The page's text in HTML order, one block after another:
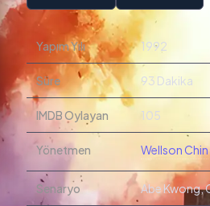
Yapım Yılı 1992
Süre 93 Dakika
IMDB Oylayan 105
Yönetmen Wellson Chin
Senaryo Abe Kwong,